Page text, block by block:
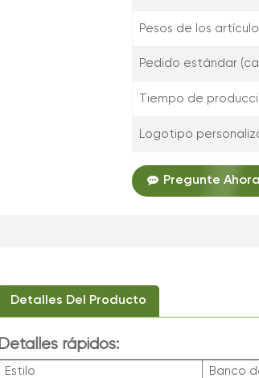
Pesos de los
Pedido estándar
Tiempo de
Logotipo
Pregunte Ahora
Detalles Del Producto
Detalles rápidos:
Estilo
Banco